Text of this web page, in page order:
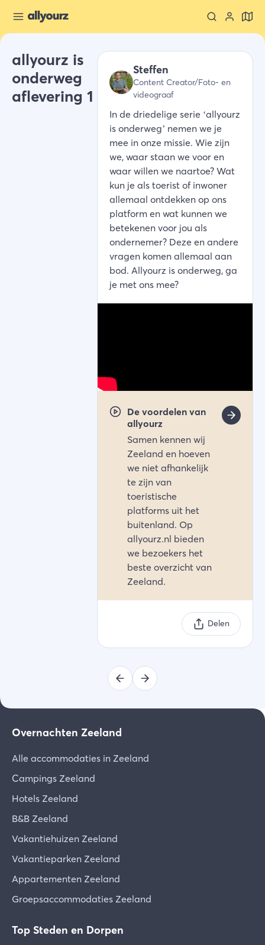
allyourz is
onderweg
aflevering 1
Steffen
Content Creator/Foto- en
videograaf
In de driedelige serie ‘allyourz
is onderweg’ nemen we je
mee in onze missie. Wie zijn
we, waar staan we voor en
waar willen we naartoe? Wat
kun je als toerist of inwoner
allemaal ontdekken op ons
platform en wat kunnen we
betekenen voor jou als
ondernemer? Deze en andere
vragen komen allemaal aan
bod. Allyourz is onderweg, ga
je met ons mee?
De voordelen van
allyourz
Samen kennen wij
Zeeland en hoeven
we niet afhankelijk
te zijn van
toeristische
platforms uit het
buitenland. Op
allyourz.nl bieden
we bezoekers het
beste overzicht van
Zeeland.
Delen
Overnachten Zeeland
Alle accommodaties in Zeeland
Campings Zeeland
Hotels Zeeland
B&B Zeeland
Vakantiehuizen Zeeland
Vakantieparken Zeeland
Appartementen Zeeland
Groepsaccommodaties Zeeland
Top Steden en Dorpen